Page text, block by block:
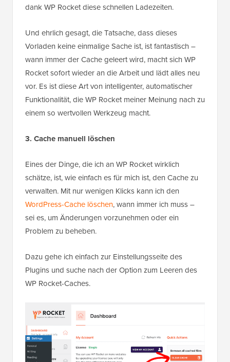
dank WP Rocket diese schnellen Ladezeiten.
Und ehrlich gesagt, die Tatsache, dass dieses
Vorladen keine einmalige Sache ist, ist fantastisch –
wann immer der Cache geleert wird, macht sich WP
Rocket sofort wieder an die Arbeit und lädt alles neu
vor. Es ist diese Art von intelligenter, automatischer
Funktionalität, die WP Rocket meiner Meinung nach zu
einem so wertvollen Werkzeug macht.
3. Cache manuell löschen
Eines der Dinge, die ich an WP Rocket wirklich
schätze, ist, wie einfach es für mich ist, den Cache zu
verwalten. Mit nur wenigen Klicks kann ich den
WordPress-Cache löschen, wann immer ich muss –
sei es, um Änderungen vorzunehmen oder ein
Problem zu beheben.
Dazu gehe ich einfach zur Einstellungsseite des
Plugins und suche nach der Option zum Leeren des
WP Rocket-Caches.